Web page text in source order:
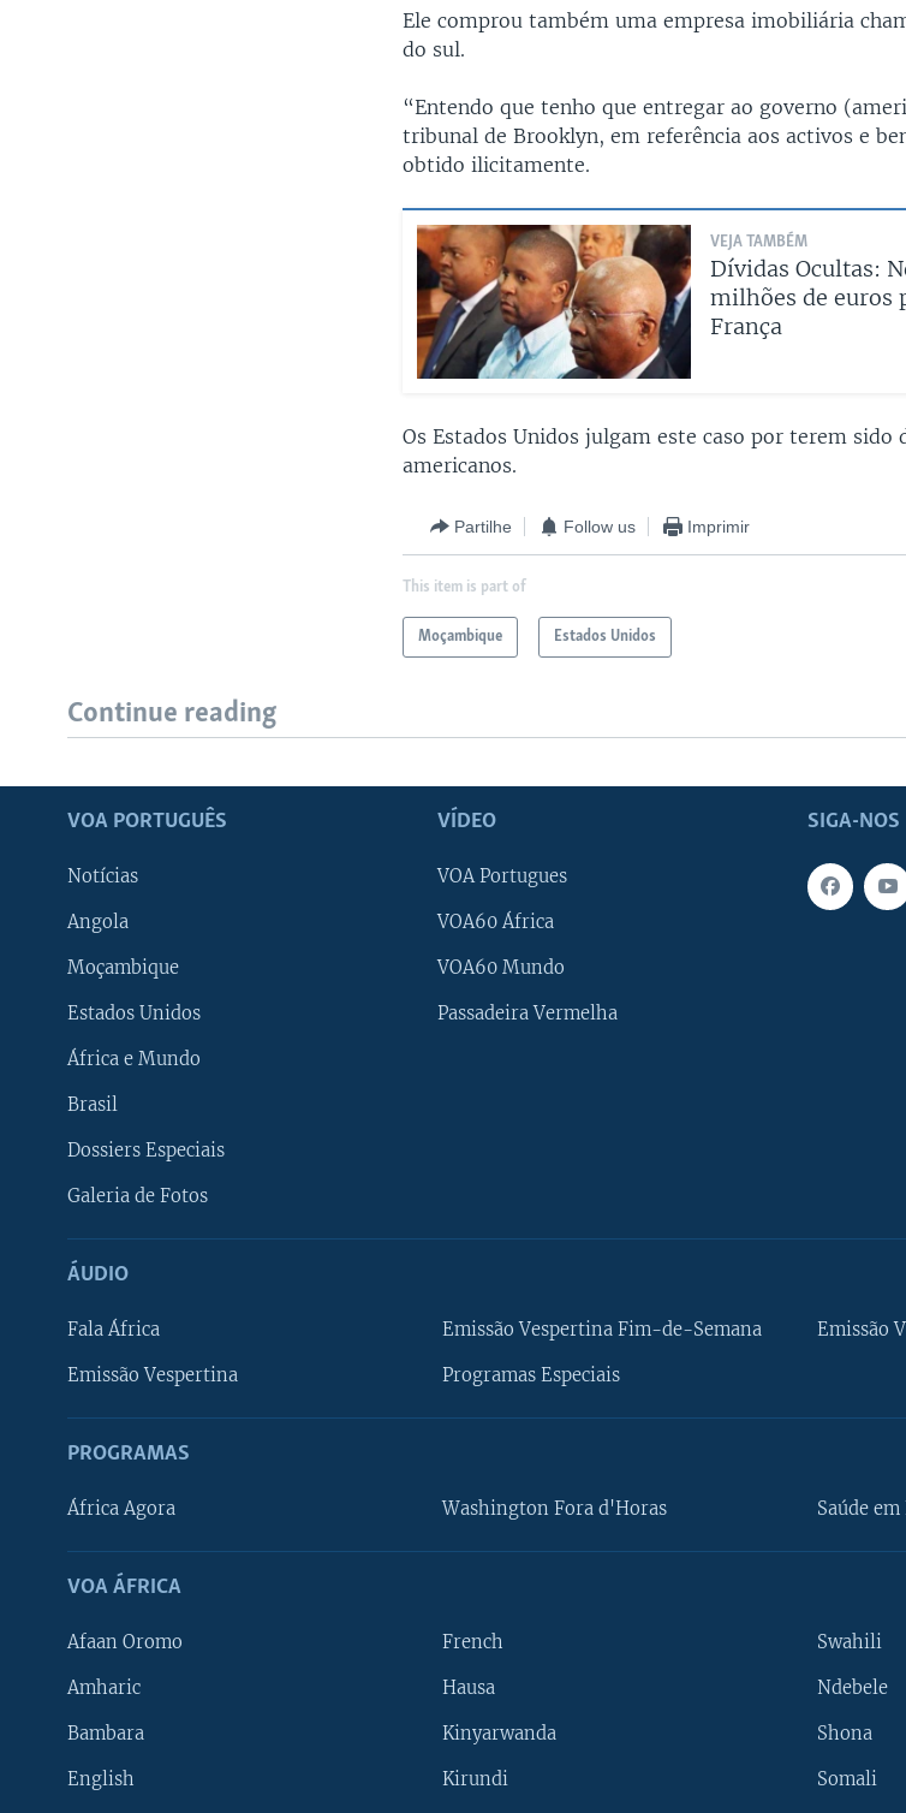
Ele comprou também uma empresa imobiliária
do sul.
“Entendo que tenho que entregar ao governo
tribunal de Brooklyn, em referência aos activos e
obtido ilicitamente.
VEJA TAMBÉM
Dívidas Ocultas:
milhões de euros
França
Os Estados Unidos julgam este caso por terem sido
americanos.
Partilhe Follow us Imprimir
This item is part of
Moçambique Estados Unidos
Continue reading
SIGA-NOS
VOA PORTUGUÊS
Notícias
Angola
Moçambique
Estados Unidos
África e Mundo
Brasil
Dossiers Especiais
Galeria de Fotos
VÍDEO
VOA Portugues
VOA60 África
VOA60 Mundo
Passadeira Vermelha
ÁUDIO
Fala África
Emissão Vespertina
Emissão Vespertina Fim-de-Semana
Programas Especiais
Emissão
PROGRAMAS
África Agora Washington Fora d'Horas Saúde em
VOA ÁFRICA
Afaan Oromo
Amharic
Bambara
English
French
Hausa
Kinyarwanda
Kirundi
Swahili
Ndebele
Shona
Somali